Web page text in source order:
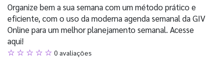
Organize bem a sua semana com um método prático e
eficiente, com o uso da moderna agenda semanal da GIV
Online para um melhor planejamento semanal. Acesse
aqui!
☆ ☆ ☆ ☆ ☆ 0 avaliações